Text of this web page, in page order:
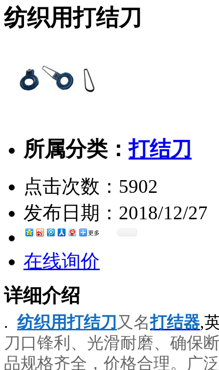
纺织用打结刀
所属分类：打结刀
点击次数： 5902
发布日期： 2018/12/27
更多
在线询价
详细介绍
. 纺织用打结刀 又名打结器,
刀口锋利、光滑耐磨、确保
品规格齐全，价格合理。广